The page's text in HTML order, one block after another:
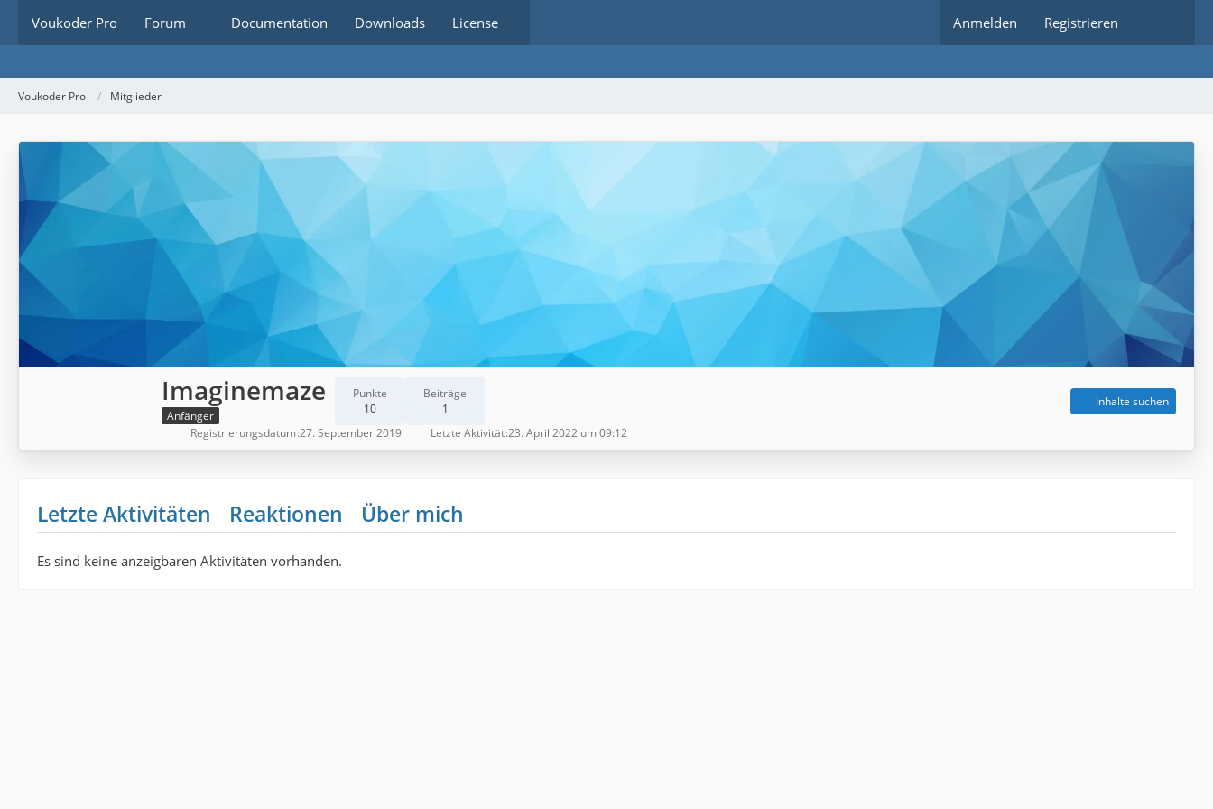
Voukoder Pro Forum Documentation Downloads License Anmelden Registrieren
Voukoder Pro Mitglieder
Imaginemaze
Anfänger
Punkte
10
Beiträge
1
Inhalte suchen
Registrierungsdatum 27. September 2019 Letzte Aktivität 23. April 2022 um 09:12
Letzte Aktivitäten Reaktionen Über mich
Es sind keine anzeigbaren Aktivitäten vorhanden.